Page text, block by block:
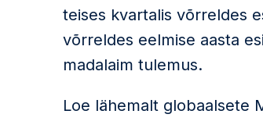
teises kvartalis võrreldes
võrreldes eelmise aasta
madalaim tulemus.
Loe lähemalt globaalsete